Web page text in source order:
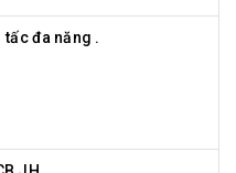
tấc đa năng .